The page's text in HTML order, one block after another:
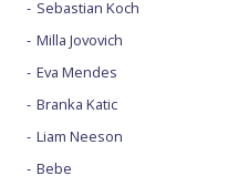
Sebastian Koch
Milla Jovovich
Eva Mendes
Branka Katic
Liam Neeson
Bebe